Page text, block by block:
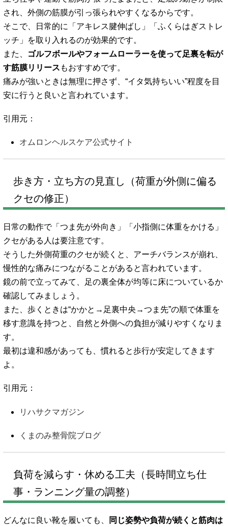
され、外側の筋膜が引っ張られやすくなるからです。
そこで、日常的に「アキレス腱伸ばし」「ふくらはぎストレ
ッチ」を取り入れるのが効果的です。
また、
ゴルフボールやフォームローラーを使って足裏を転が
す筋膜リリース もおすすめです。
痛みが強いときは無理に押さず、“イタ気持ちいい”程度を目
安に行うと良いと言われています。
引用元：
オムロンヘルスケア公式サイト
歩き方・立ち方の見直し（荷重が外側に偏る
クセの修正）
日常の動作で「つま先が外向き」「小指側に体重をかける」
クセがある人は要注意です。
そうした外側荷重のクセが続くと、アーチバランスが崩れ、
慢性的な痛みにつながることがあると言われています。
鏡の前で立ってみて、足の裏全体が均等に床についているか
確認してみましょう。
また、歩くときは“かかと→足裏中央→つま先”の順で体重を
移す意識を持つと、自然と外側への負担が減りやすくなりま
す。
最初は違和感があっても、慣れると歩行が安定してきます
よ。
引用元：
リハサクマガジン
くまのみ整骨院ブログ
負荷を減らす・休める工夫（長時間立ち仕
事・ランニング量の調整）
どんなに良い靴を履いても、
同じ姿勢や負荷が続くと筋肉は